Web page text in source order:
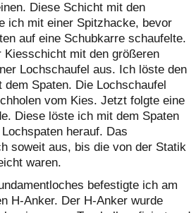
Diese Schicht mit den
ich mit einer Spitzhacke, bevor
auf eine Schubkarre schaufelte.
Kiesschicht mit den größeren
Lochschaufel aus. Ich löste den
Spaten. Die Lochschaufel
vom Kies. Jetzt folgte eine
Diese löste ich mit dem Spaten
herauf. Das
soweit aus, bis die von der Statik
waren.
befestigte ich am
H-Anker. Der H-Anker wurde